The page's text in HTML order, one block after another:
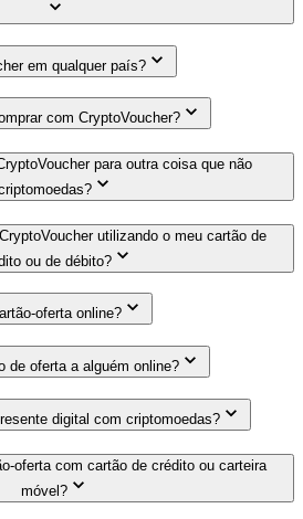
em qualquer país?
com CryptoVoucher?
para outra coisa que não
utilizando o meu cartão de
ou de débito?
oferta online?
de oferta a alguém online?
digital com criptomoedas?
oferta com cartão de crédito ou carteira
móvel?